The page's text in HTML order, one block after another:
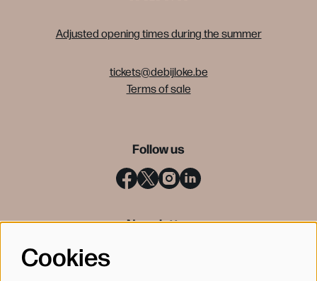
Adjusted opening times during the summer
tickets@debijloke.be
Terms of sale
Follow us
Newsletter
Cookies